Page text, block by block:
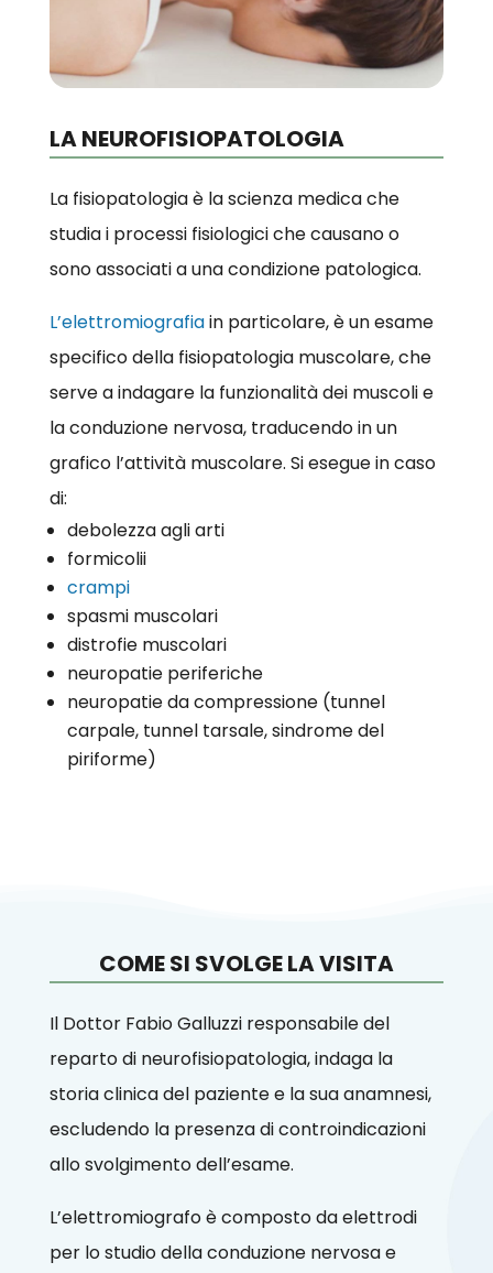
LA NEUROFISIOPATOLOGIA
La fisiopatologia è la scienza medica che
studia i processi fisiologici che causano o
sono associati a una condizione patologica.
L’elettromiografiain particolare, è un esame
specifico della fisiopatologia muscolare, che
serve a indagare la funzionalità dei muscoli e
la conduzione nervosa, traducendo in un
grafico l’attività muscolare. Si esegue in caso
di:
debolezza agli arti
formicolii
crampi
spasmi muscolari
distrofie muscolari
neuropatie periferiche
neuropatie da compressione (tunnel
carpale, tunnel tarsale, sindrome del
piriforme)
COME SI SVOLGE LA VISITA
Il Dottor Fabio Galluzzi responsabile del
reparto di neurofisiopatologia,indaga la
storia clinica del paziente e la sua anamnesi,
escludendo la presenza di controindicazioni
allo svolgimento dell’esame.
L’elettromiografo è composto da elettrodi
per lo studio della conduzione nervosa e